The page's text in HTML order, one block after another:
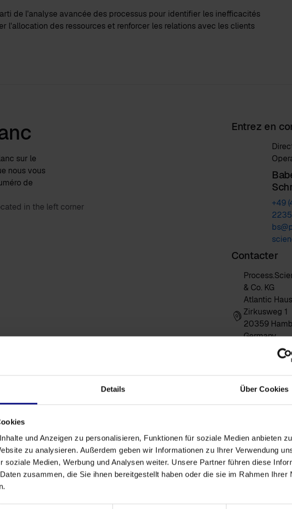
Details Über Cookies
und Anzeigen zu personalisieren, Funktionen für soziale Medien anbieten
zu analysieren. Außerdem geben wir Informationen zu Ihrer Verwendung
soziale Medien, Werbung und Analysen weiter. Unsere Partner führen diese
zusammen, die Sie ihnen bereitgestellt haben oder die sie im Rahmen Ihrer
de l'analyse avancée des processus pour identifier les inefficacités
l'allocation des ressources et renforcer les relations avec les clients
sur le
nous vous
de
in the left corner
Entrez en
+49
Contacter
& Co. KG
Atlantic Haus
Zirkusweg 1
20359
Germany
les chefs de projet
internes et les
coûts d'allocation des